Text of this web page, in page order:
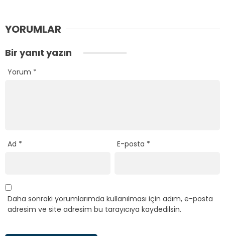
YORUMLAR
Bir yanıt yazın
Yorum *
Ad * E-posta *
Daha sonraki yorumlarımda kullanılması için adım, e-posta
adresim ve site adresim bu tarayıcıya kaydedilsin.